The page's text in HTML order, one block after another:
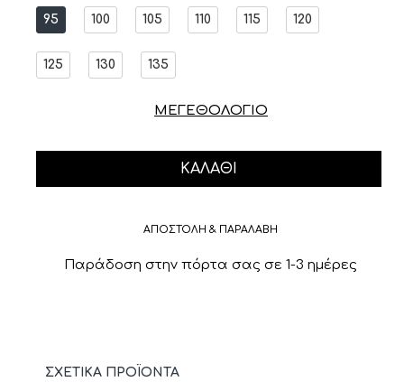
95
100 105 110 115 120
125 130 135
ΚΑΛΆΘΙ
ΜΕΓΕΘΟΛΟΓΙΟ
ΑΠΟΣΤΟΛΗ & ΠΑΡΑΛΑΒΗ
Παράδοση στην πόρτα σας σε 1-3 ημέρες
ΣΧΕΤΙΚΆ ΠΡΟΪΌΝΤΑ